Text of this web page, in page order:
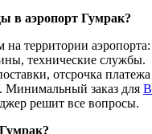
в аэропорт Гумрак?
на территории аэропорта:
технические службы.
отсрочка
Минимальный заказ для
решит все вопросы.